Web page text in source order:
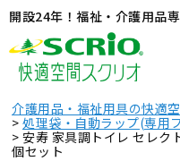
開設24年！福祉・介護用品
介護用品・福祉用具の快適
処理袋・自動ラップ(専用
安寿 家具調トイレ セレク
個セット